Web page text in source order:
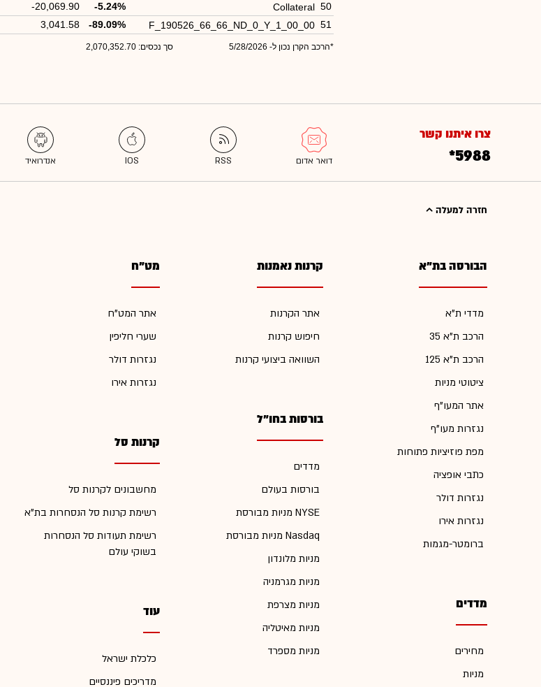
50
Collateral
-5.24%
-20,069.90
51
F_190526_66_66_ND_0_Y_1_00_00
-89.09%
3,041.58
*הרכב הקרן נכון ל- 5/28/2026 סך נכסים: 2,070,352.70
צרו איתנו קשר
*5988
חזרה למעלה
הבורסה בת"א
מדדי ת"א
הרכב ת"א 35
הרכב ת"א 125
ציטוטי מניות
אתר המעו"ף
נגזרות מעו"ף
מפת פוזיציות פתוחות
כתבי אופציה
נגזרות דולר
נגזרות אירו
ברומטר-מגמות
מדדים
מחירים
מניות
קרנות נאמנות
אתר הקרנות
חיפוש קרנות
השוואה ביצועי קרנות
בורסות בחו"ל
מדדים
בורסות בעולם
מניות מבורסת NYSE
מניות מבורסת Nasdaq
מניות מלונדון
מניות מגרמניה
מניות מצרפת
מניות מאיטליה
מניות מספרד
מט"ח
אתר המט"ח
שערי חליפין
נגזרות דולר
נגזרות אירו
קרנות סל
מחשבונים לקרנות סל
רשימת קרנות סל הנסחרות בת"א
רשימת תעודות סל הנסחרות
בשוקי עולם
עוד
כלכלת ישראל
מדריכים פיננסיים